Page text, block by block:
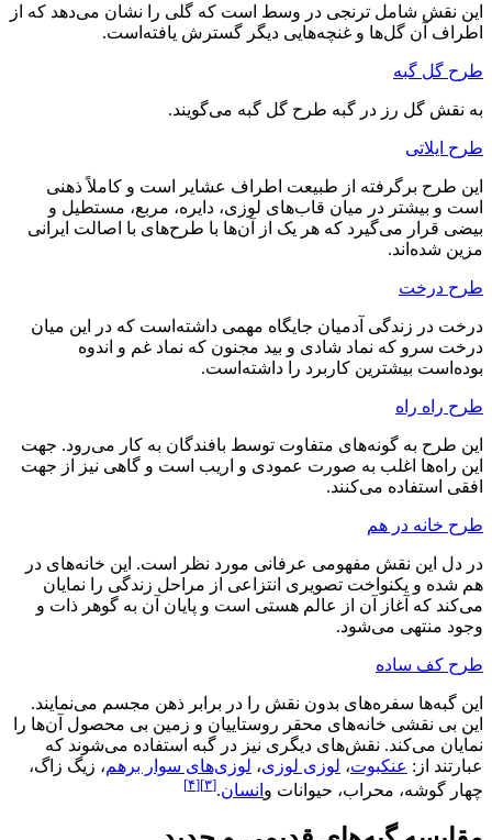
این نقش شامل ترنجی در وسط است که گلی را نشان می‌دهد که از
اطراف آن گل‌ها و غنچه‌هایی دیگر گسترش یافته‌است.
طرح گل گبه
به نقش گل رز در گبه طرح گل گبه می‌گویند.
طرح ایلاتی
این طرح برگرفته از طبیعت اطراف عشایر است و کاملاً ذهنی
است و بیشتر در میان قاب‌های لوزی، دایره، مربع، مستطیل و
بیضی قرار می‌گیرد که هر یک از آن‌ها با طرح‌های با اصالت ایرانی
مزین شده‌اند.
طرح درخت
درخت در زندگی آدمیان جایگاه مهمی داشته‌است که در این میان
درخت سرو که نماد شادی و بید مجنون که نماد غم و اندوه
بوده‌است بیشترین کاربرد را داشته‌است.
طرح راه راه
این طرح به گونه‌های متفاوت توسط بافندگان به کار می‌رود. جهت
این راه‌ها اغلب به صورت عمودی و اریب است و گاهی نیز از جهت
افقی استفاده می‌کنند.
طرح خانه در هم
در دل این نقش مفهومی عرفانی مورد نظر است. این خانه‌های در
هم شده و یکنواخت تصویری انتزاعی از مراحل زندگی را نمایان
می‌کند که آغاز آن از عالم هستی است و پایان آن به گوهر ذات و
وجود منتهی می‌شود.
طرح کف ساده
این گبه‌ها سفره‌های بدون نقش را در برابر ذهن مجسم می‌نمایند.
این بی نقشی خانه‌های محقر روستاییان و زمین بی محصول آن‌ها را
نمایان می‌کند. نقش‌های دیگری نیز در گبه استفاده می‌شوند که
عبارتند از: عنکبوت، لوزی لوزی، لوزی‌های سوار برهم، زیگ زاگ،
چهار گوشه، محراب، حیوانات و انسان.[۳] [۴]